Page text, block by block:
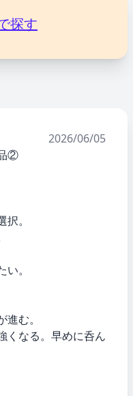
探す
2026/06/05
②
。
。
む。
くなる。早めに呑ん